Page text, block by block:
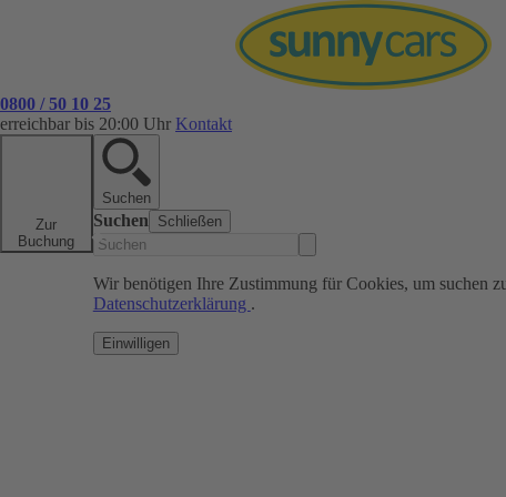
0800 / 50 10 25
erreichbar bis 20:00 Uhr Kontakt
Zur
Buchung
Suchen
Suchen Schließen
Wir benötigen Ihre Zustimmung für Cookies, um suchen
Datenschutzerklärung .
Einwilligen